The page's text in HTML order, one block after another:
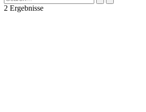
2 Ergebnisse